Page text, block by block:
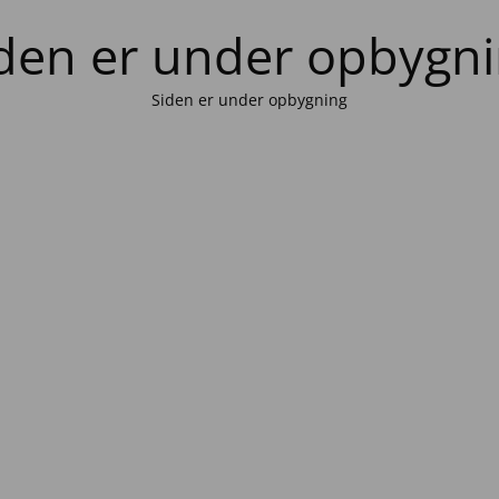
er under
Siden er under opbygning